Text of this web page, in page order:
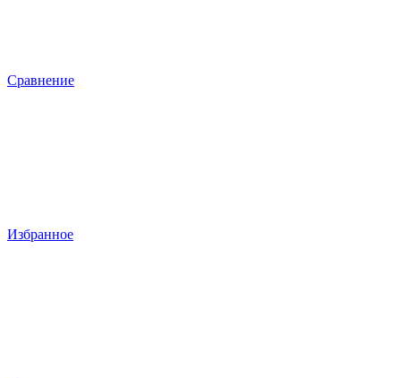
Сравнение
Избранное